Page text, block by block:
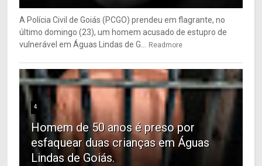
A Polícia Civil de Goiás (PCGO) prendeu em flagrante, no
último domingo (23), um homem acusado de estupro de
vulnerável em Águas Lindas de G... Readmore
4
Homem de 50 anos é preso por
esfaquear duas crianças em Águas
Lindas de Goiás.